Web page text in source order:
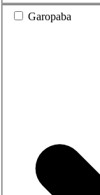
Garopaba